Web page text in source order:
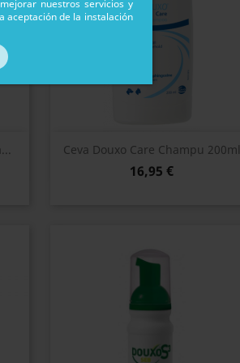
nuestros servicios y
aceptación de la instalación
Ceva Douxo Care Champu 200ml
16,95 €
Vista rápida